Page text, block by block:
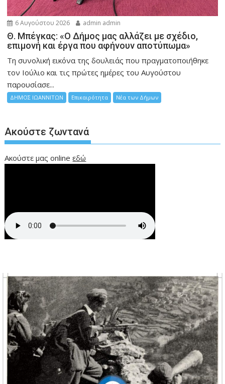
6 Αυγούστου 2026 admin admin
Θ. Μπέγκας: «Ο Δήμος μας αλλάζει με σχέδιο,
επιμονή και έργα που αφήνουν αποτύπωμα»
Τη συνολική εικόνα της δουλειάς που πραγματοποιήθηκε
τον Ιούλιο και τις πρώτες ημέρες του Αυγούστου
παρουσίασε...
ΔΗΜΟΣ ΙΩΑΝΝΙΤΩΝ Επικαιρότητα Νέα των Δήμων
Ακούστε ζωντανά
Ακούστε μας onlineεδώ